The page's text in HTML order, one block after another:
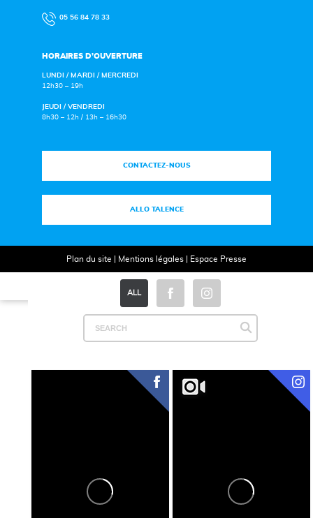
ALL
05 56 84 78 33
HORAIRES D’OUVERTURE
LUNDI / MARDI / MERCREDI
12h30 – 19h
JEUDI / VENDREDI
8h30 – 12h / 13h – 16h30
CONTACTEZ-NOUS
ALLO TALENCE
Plan du site Mentions légales| Espace Presse